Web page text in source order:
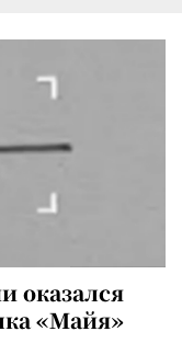
оказался
«Майя»